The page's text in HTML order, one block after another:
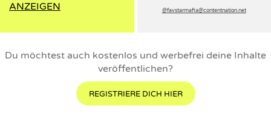
ANZEIGEN
@favstarmafia­@contentnation.net
Du möchtest auch kostenlos und werbefrei deine Inhalte
veröffentlichen?
REGISTRIERE DICH HIER